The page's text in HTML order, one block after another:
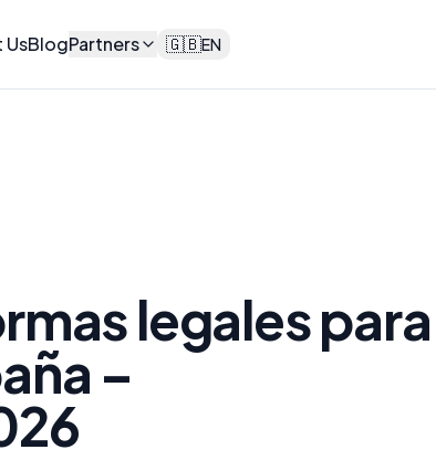
UsBlogPartners 🇬🇧EN
legales para
–